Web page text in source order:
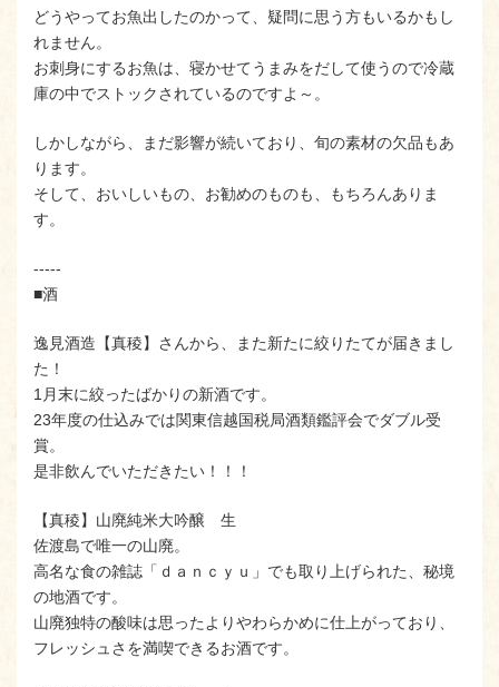
どうやってお魚出したのかって、疑問に思う方もいるかもし
れません。
お刺身にするお魚は、寝かせてうまみをだして使うので冷蔵
庫の中でストックされているのですよ～。
しかしながら、まだ影響が続いており、旬の素材の欠品もあ
ります。
そして、おいしいもの、お勧めのものも、もちろんありま
す。
-----
■酒
逸見酒造【真稜】さんから、また新たに絞りたてが届きまし
た！
1月末に絞ったばかりの新酒です。
23年度の仕込みでは関東信越国税局酒類鑑評会でダブル受
賞。
是非飲んでいただきたい！！！
【真稜】山廃純米大吟醸 生
佐渡島で唯一の山廃。
高名な食の雑誌「ｄａｎｃｙｕ」でも取り上げられた、秘境
の地酒です。
山廃独特の酸味は思ったよりやわらかめに仕上がっており、
フレッシュさを満喫できるお酒です。